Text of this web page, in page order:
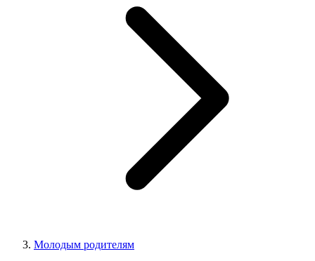
Молодым родителям